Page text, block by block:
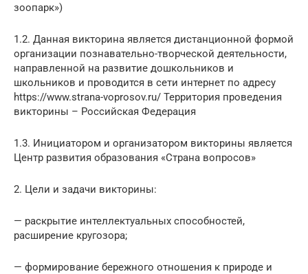
зоопарк»)
1.2. Данная викторина является дистанционной формой
организации познавательно-творческой деятельности,
направленной на развитие дошкольников и
школьников и проводится в сети интернет по адресу
https://www.strana-voprosov.ru/ Территория проведения
викторины – Российская Федерация
1.3. Инициатором и организатором викторины является
Центр развития образования «Страна вопросов»
2. Цели и задачи викторины:
— раскрытие интеллектуальных способностей,
расширение кругозора;
— формирование бережного отношения к природе и